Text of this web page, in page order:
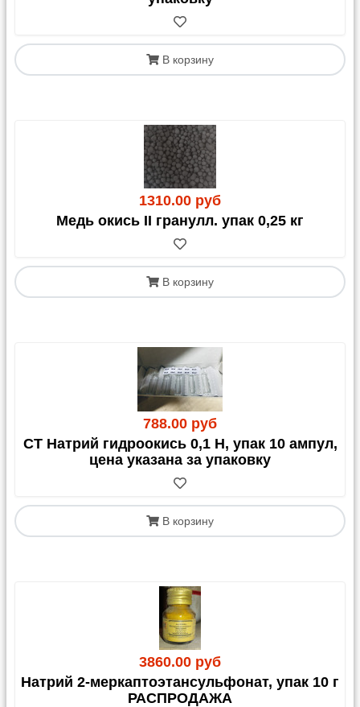
В корзину
1310.00 руб
Медь окись II гранулл. упак 0,25 кг
В корзину
788.00 руб
СТ Натрий гидроокись 0,1 Н, упак 10 ампул,
цена указана за упаковку
В корзину
3860.00 руб
Натрий 2-меркаптоэтансульфонат, упак 10 г
РАСПРОДАЖА